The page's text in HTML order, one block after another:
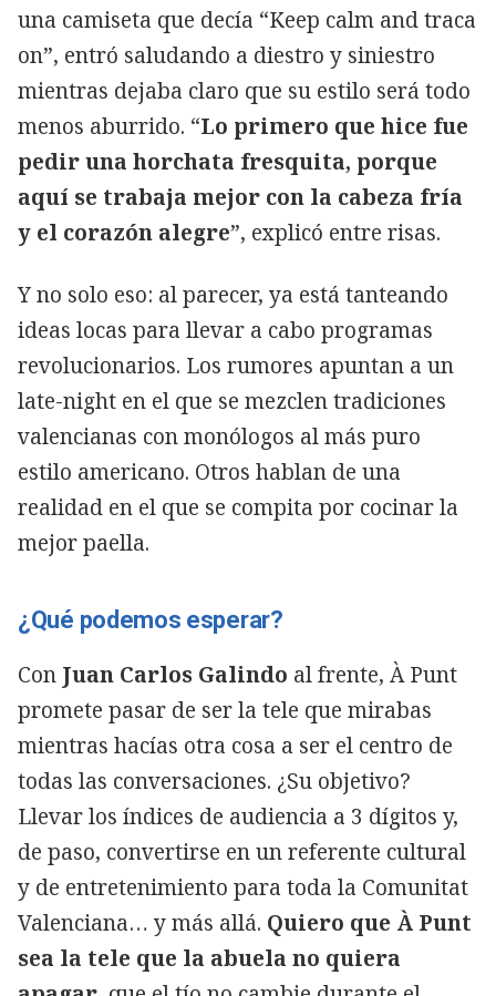
una camiseta que decía “Keep calm and traca
on”, entró saludando a diestro y siniestro
mientras dejaba claro que su estilo será todo
menos aburrido. “Lo primero que hice fue
pedir una horchata fresquita, porque
aquí se trabaja mejor con la cabeza fría
y el corazón alegre”, explicó entre risas.
Y no solo eso: al parecer, ya está tanteando
ideas locas para llevar a cabo programas
revolucionarios. Los rumores apuntan a un
late-night en el que se mezclen tradiciones
valencianas con monólogos al más puro
estilo americano. Otros hablan de una
realidad en el que se compita por cocinar la
mejor paella.
¿Qué podemos esperar?
Con Juan Carlos Galindo al frente, À Punt
promete pasar de ser la tele que mirabas
mientras hacías otra cosa a ser el centro de
todas las conversaciones. ¿Su objetivo?
Llevar los índices de audiencia a 3 dígitos y,
de paso, convertirse en un referente cultural
y de entretenimiento para toda la Comunitat
Valenciana… y más allá. Quiero que À Punt
sea la tele que la abuela no quiera